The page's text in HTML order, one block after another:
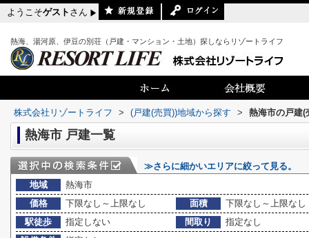
ようこそゲスト さん
熱海、湯河原、伊豆の別荘（戸建・マンション・土地）探しならリゾートライフ
株式会社リゾートライフ > (戸建(売買))地域から探す > 熱海市の戸建(
熱海市 戸建一覧
≫さらに細かいエリアに絞って見る。
地域
熱海市
価格
下限なし～上限なし 面積
下限なし～上限なし
駅徒歩
指定しない 間取り
指定なし